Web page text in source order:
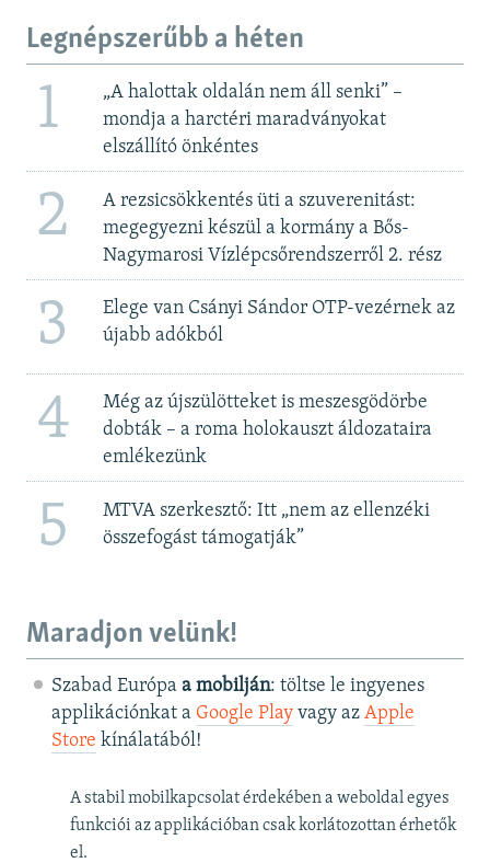
Legnépszerűbb a héten
1
„A halottak oldalán nem áll senki” –
mondja a harctéri maradványokat
elszállító önkéntes
2
A rezsicsökkentés üti a szuverenitást:
megegyezni készül a kormány a Bős-
Nagymarosi Vízlépcsőrendszerről 2. rész
3
Elege van Csányi Sándor OTP-vezérnek az
újabb adókból
4
Még az újszülötteket is meszesgödörbe
dobták – a roma holokauszt áldozataira
emlékezünk
5
MTVA szerkesztő: Itt „nem az ellenzéki
összefogást támogatják”
Maradjon velünk!
Szabad Európa a mobilján: töltse le ingyenes
applikációnkat a Google Playvagy az Apple
Store kínálatából!
A stabil mobilkapcsolat érdekében a weboldal egyes
funkciói az applikációban csak korlátozottan érhetők
el.